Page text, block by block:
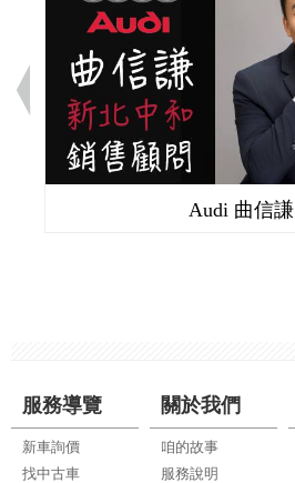
Audi 曲信謙
服務導覽
新車詢價
找中古車
關於我們
咱的故事
服務說明